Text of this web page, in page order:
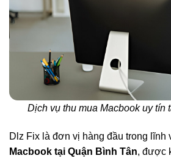
Dịch vụ thu mua Macbook uy tín
Dlz Fix là đơn vị hàng đầu trong lĩnh
Macbook tại Quận Bình Tân, được